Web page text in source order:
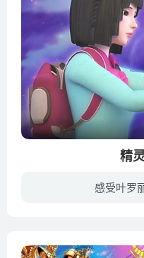
精
感受叶罗